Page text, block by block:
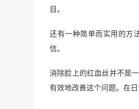
目。
还有一种简单而实用的方
信。
消除脸上的红血丝并不是
有效地改善这个问题。在